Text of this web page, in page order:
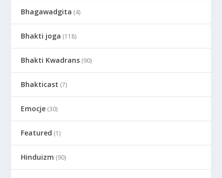
Bhagawadgita (4)
Bhakti joga (118)
Bhakti Kwadrans (90)
Bhakticast (7)
Emocje (30)
Featured (1)
Hinduizm (90)